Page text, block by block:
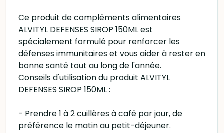
Ce produit de compléments alimentaires
ALVITYL DEFENSES SIROP 150ML est
spécialement formulé pour renforcer les
défenses immunitaires et vous aider à rester en
bonne santé tout au long de l'année.
Conseils d'utilisation du produit ALVITYL
DEFENSES SIROP 150ML :
- Prendre 1 à 2 cuillères à café par jour, de
préférence le matin au petit-déjeuner.